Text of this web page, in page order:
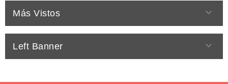
Más Vistos 
Left Banner 